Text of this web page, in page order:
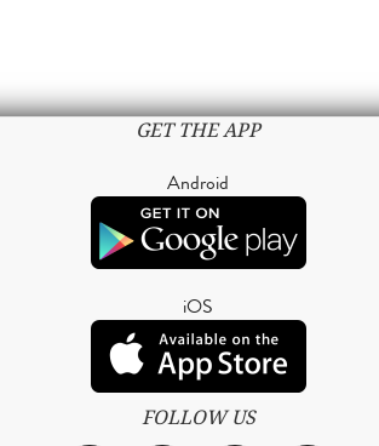
GET THE APP
Android
iOS
FOLLOW US